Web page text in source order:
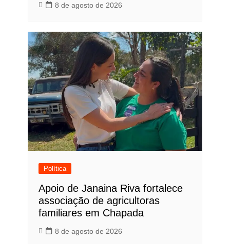
8 de agosto de 2026
Política
Apoio de Janaina Riva fortalece
associação de agricultoras
familiares em Chapada
8 de agosto de 2026